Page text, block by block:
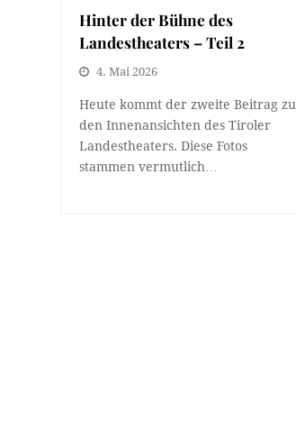
Hinter der Bühne des
Landestheaters – Teil 2
4. Mai 2026
Heute kommt der zweite Beitrag zu
den Innenansichten des Tiroler
Landestheaters. Diese Fotos
stammen vermutlich…